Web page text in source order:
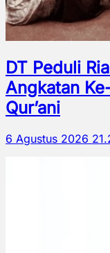
DT Peduli
Angkatan
Qur’ani
6 Agustus 2026